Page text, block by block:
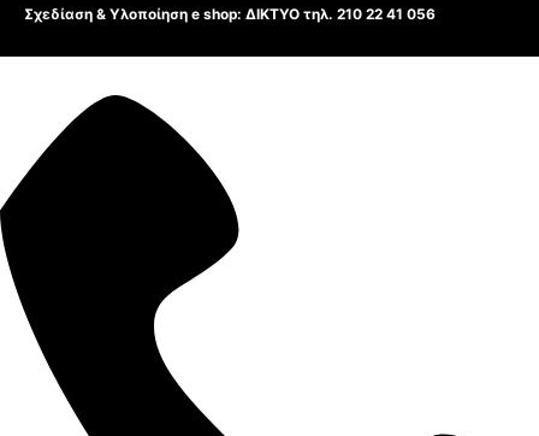
Σχεδίαση & Υλοποίηση e shop: ΔΙΚΤΥΟ τηλ. 210 22 41 056